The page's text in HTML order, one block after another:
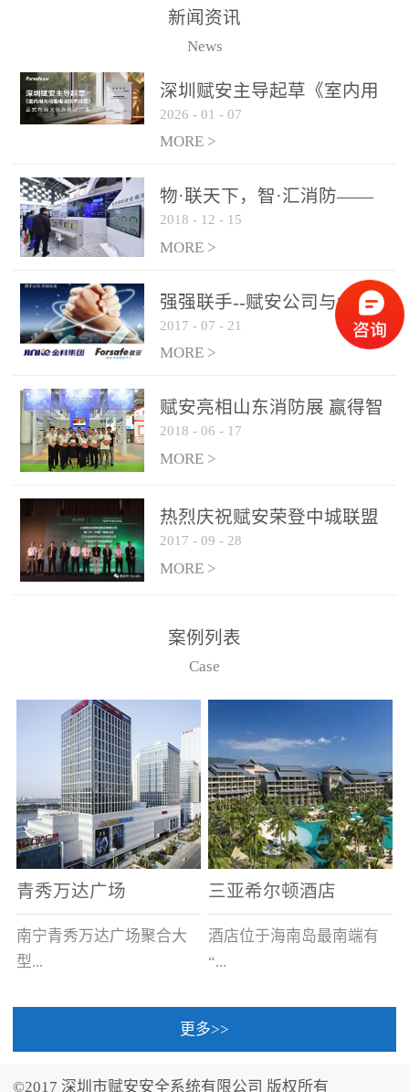
火灾隐患多。一旦发生火
传统的火灾关测器无法被
及时缺发，不能及早发现
和有效扑救火火，这不仅
力和闲难，同时也将造成
巨大的经济损失和社会影
响，基至还会造成人员伤
亡。图像型火灾探测器正
是针对这种高大空间建筑
物的消防设施、设备通过
现场图像的实时获取、预
处理和特征提取分析，实
现火焰的跟踪和识别。能
更早的进行预警，达到早
报早防的效果。 系统构
成示意图： 图像型火灾
和监控端两大部分组成。
两者之间通过以太网相
联，一台监控主机最多可
从监控主机上获取，最多
只能接6台，超过的需从现
警领域三十多年技术积累
和工程实践的结晶。
新闻资讯
News
深圳赋安主导起草《室内用
光动能电池技术规程》 正式
布局光伏新能源产业
2026 - 01 - 07
MORE >
物·联天下，智·汇消防——
赋安F&S 2018上海消防展圆
满落幕
2018 - 12 - 15
MORE >
强强联手--赋安公司与金科
集团达成战略合作协议
2017 - 07 - 21
MORE >
赋安亮相山东消防展 赢得智
慧消防新荣耀
2018 - 06 - 17
MORE >
热烈庆祝赋安荣登中城联盟
联合采购战略合作平台
2017 - 09 - 28
MORE >
案例列表
Case
青秀万达广场
南宁青秀万达广场聚合大
型...
三亚希尔顿酒店
酒店位于海南岛最南端有
“...
中国的海岛天堂”之美称的
更多>>
©2017 深圳市赋安安全系统有限公司 版权所有